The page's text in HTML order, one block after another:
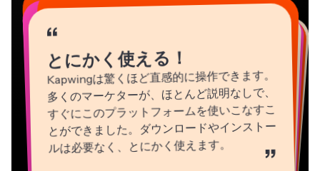
“
とにかく使える！
Kapwingは驚くほど直感的に操作できます。
多くのマーケターが、ほとんど説明なしで、
すぐにこのプラットフォームを使いこなすこ
とができました。ダウンロードやインストー
ルは必要なく、とにかく使えます。 ”
“
“
““
“
“